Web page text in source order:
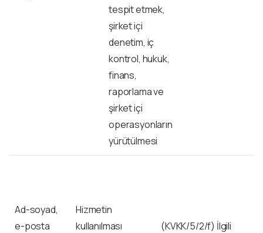
tespit etmek,
şirket içi
denetim, iç
kontrol, hukuk,
finans,
raporlama ve
şirket içi
operasyonların
yürütülmesi
Ad-soyad,
e-posta
Hizmetin
kullanılması
(KVKK/5/2/f) İlgili